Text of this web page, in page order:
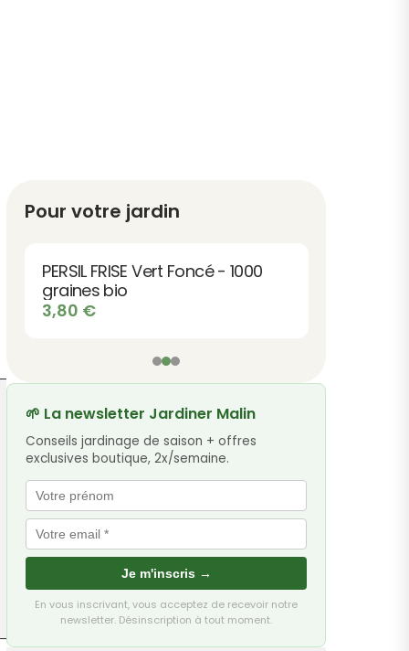
Pour votre jardin
PERSIL FRISE Vert Foncé - 1000
graines bio
3,80 €
🌱 La newsletter Jardiner Malin
Conseils jardinage de saison + offres
exclusives boutique, 2x/semaine.
Je m'inscris →
En vous inscrivant, vous acceptez de recevoir notre
newsletter. Désinscription à tout moment.